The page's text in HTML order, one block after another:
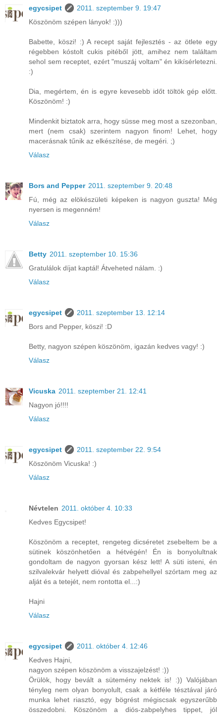
egycsipet
2011. szeptember 9. 19:47
Köszönöm szépen lányok! :)))
Babette, köszi! :) A recept saját fejlesztés - az ötlete egy
régebben kóstolt cukis pitéből jött, amihez nem találtam
sehol sem receptet, ezért "muszáj voltam" én kikísérletezni.
:)
Dia, megértem, én is egyre kevesebb időt töltök gép előtt.
Köszönöm! :)
Mindenkit biztatok arra, hogy süsse meg most a szezonban,
mert (nem csak) szerintem nagyon finom! Lehet, hogy
macerásnak tűnik az elkészítése, de megéri. ;)
Válasz
Bors and Pepper 2011. szeptember 9. 20:48
Fú, még az elökészületi képeken is nagyon guszta! Még
nyersen is megenném!
Válasz
Betty 2011. szeptember 10. 15:36
Gratulálok díjat kaptál! Átveheted nálam. :)
Válasz
egycsipet
2011. szeptember 13. 12:14
Bors and Pepper, köszi! :D
Betty, nagyon szépen köszönöm, igazán kedves vagy! :)
Válasz
Vicuska 2011. szeptember 21. 12:41
Nagyon jó!!!!
Válasz
egycsipet
2011. szeptember 22. 9:54
Köszönöm Vicuska! :)
Válasz
Névtelen 2011. október 4. 10:33
Kedves Egycsipet!
Köszönöm a receptet, rengeteg dicséretet zsebeltem be a
sütinek köszönhetően a hétvégén! Én is bonyolultnak
gondoltam de nagyon gyorsan kész lett! A süti isteni, én
szilvalekvár helyett dióval és zabpehellyel szórtam meg az
alját és a tetejét, nem rontotta el...:)
Hajni
Válasz
egycsipet
2011. október 4. 12:46
Kedves Hajni,
nagyon szépen köszönöm a visszajelzést! :))
Örülök, hogy bevált a sütemény nektek is! :)) Valójában
tényleg nem olyan bonyolult, csak a kétféle tésztával járó
munka lehet riasztó, egy bögrést mégiscsak egyszerűbb
összedobni. Köszönöm a diós-zabpelyhes tippet, jól